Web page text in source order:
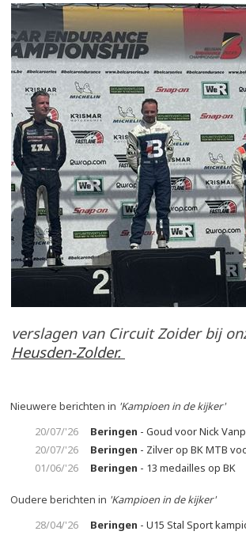
verslagen van Circuit Zoider bij
Heusden-Zolder.
Nieuwere berichten in 'Kampioen in de kijker'
20/07/'26
Beringen - Goud voor Nick
20/07/'26
Beringen - Zilver op BK MTB
01/06/'26
Beringen - 13 medailles op BK
Oudere berichten in 'Kampioen in de kijker'
28/04/'26
Beringen - U15 Stal Sport